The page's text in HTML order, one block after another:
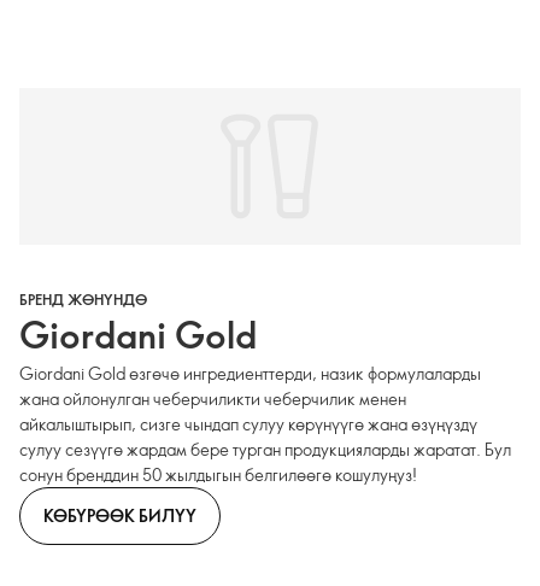
БРЕНД ЖӨНҮНДӨ
Giordani Gold
Giordani Gold өзгөчө ингредиенттерди, назик формулаларды
жана ойлонулган чеберчиликти чеберчилик менен
айкалыштырып, сизге чындап сулуу көрүнүүгө жана өзүңүздү
сулуу сезүүгө жардам бере турган продукцияларды жаратат. Бул
сонун бренддин 50 жылдыгын белгилөөгө кошулуңуз!
КӨБҮРӨӨК БИЛҮҮ